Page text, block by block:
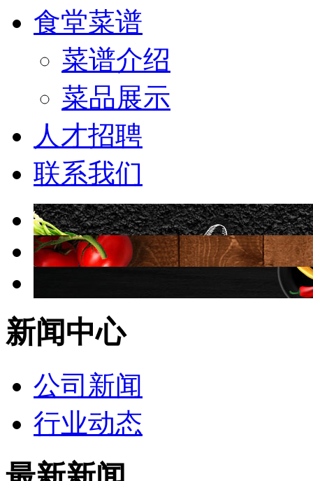
食堂菜谱
菜谱介绍
菜品展示
人才招聘
联系我们
新闻中心
公司新闻
行业动态